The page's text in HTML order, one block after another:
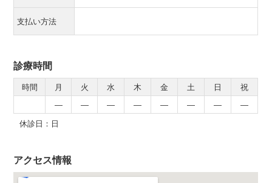
支払い方法
診療時間
時間 月 火 水 木 金 土 日
祝
―
― ― ― ― ― ―
―
休診日：日
アクセス情報